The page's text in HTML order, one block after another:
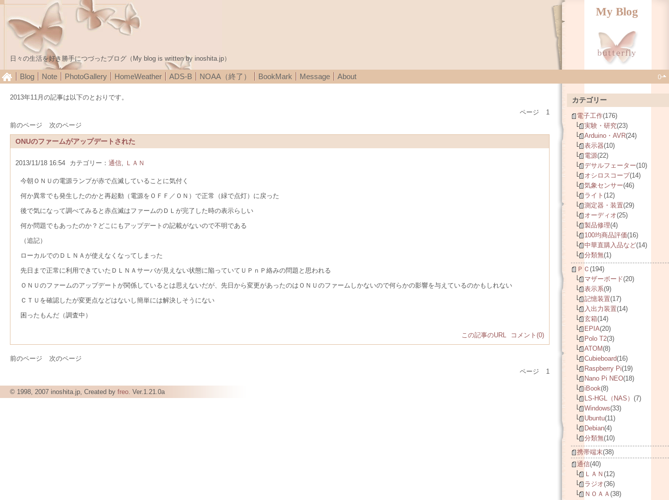
My Blog
日々の生活を好き勝手につづったブログ（My blog is written by inoshita.jp）
Blog Note PhotoGallery HomeWeather ADS-B NOAA（終了） BookMark Message About
2013年11月の記事は以下のとおりです。
ページ
1
前のページ
次のページ
ONUのファームがアップデートされた
2013/11/18 16:54 カテゴリー： 通信, ＬＡＮ
今朝ＯＮＵの電源ランプが赤で点滅していることに気付く
何か異常でも発生したのかと再起動（電源をＯＦＦ／ＯＮ）で正常（緑で点灯）に戻った
後で気になって調べてみると赤点滅はファームのＤＬが完了した時の表示らしい
何か問題でもあったのか？どこにもアップデートの記載がないので不明である
（追記）
ローカルでのＤＬＮＡが使えなくなってしまった
先日まで正常に利用できていたＤＬＮＡサーバが見えない状態に陥っていてＵＰｎＰ絡みの問題と思われる
ＯＮＵのファームのアップデートが関係しているとは思えないだが、先日から変更があったのはＯＮＵのファームしかないので何らかの影響を与えているのかもしれない
ＣＴＵを確認したが変更点などはないし簡単には解決しそうにない
困ったもんだ（調査中）
この記事のURL コメント(0)
前のページ
次のページ
ページ
1
カテゴリー
電子工作(176)
実験・研究(23)
Arduino・AVR(24)
表示器(10)
電源(22)
デサルフェーター(10)
オシロスコープ(14)
気象センサー(46)
ライト (12)
測定器・装置(29)
オーディオ(25)
製品修理(4)
100均商品評価(16)
中華直購入品など(14)
分類無(1)
ＰＣ (194)
マザーボード(20)
表示系(9)
記憶装置(17)
入出力装置(14)
玄箱(14)
EPIA(20)
Polo T2(3)
ATOM(8)
Cubieboard(16)
Raspberry Pi(19)
Nano Pi NEO(18)
iBook(8)
LS-HGL（NAS） (7)
Windows(33)
Ubuntu(11)
Debian(4)
分類無(10)
携帯端末(38)
通信(40)
ＬＡＮ (12)
ラジオ(36)
ＮＯＡＡ (38)
© 1998, 2007 inoshita.jp, Created by freo. Ver.1.21.0a